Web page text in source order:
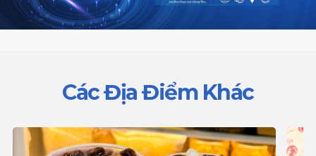
Các Địa Điểm Khác